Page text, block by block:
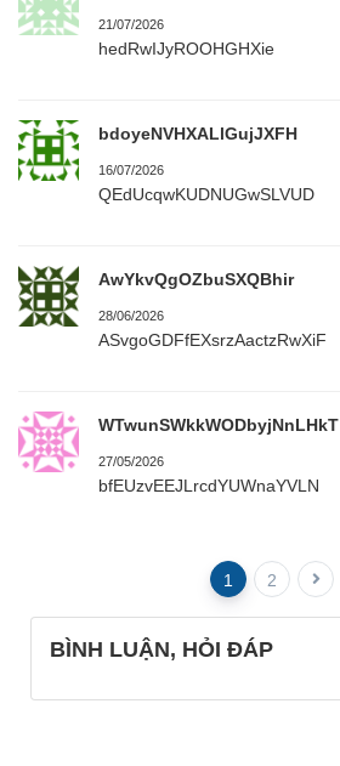
21/07/2026
hedRwIJyROOHGHXie
bdoyeNVHXALlGujJXFH
16/07/2026
QEdUcqwKUDNUGwSLVUD
AwYkvQgOZbuSXQBhir
28/06/2026
ASvgoGDFfEXsrzAactzRwXiF
WTwunSWkkWODbyjNnLHkT
27/05/2026
bfEUzvEEJLrcdYUWnaYVLN
1 2
BÌNH LUẬN, HỎI ĐÁP